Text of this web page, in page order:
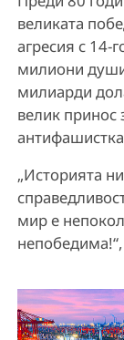
великата
агресия с 14-
милиони
милиарди
велик принос
„Историята
мир е